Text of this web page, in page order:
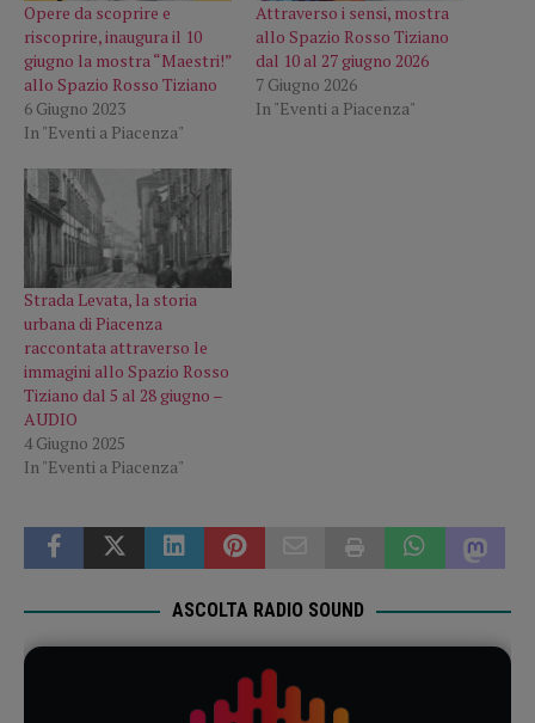
Opere da scoprire e
riscoprire, inaugura il 10
giugno la mostra “Maestri!”
allo Spazio Rosso Tiziano
6 Giugno 2023
In "Eventi a Piacenza"
Attraverso i sensi, mostra
allo Spazio Rosso Tiziano
dal 10 al 27 giugno 2026
7 Giugno 2026
In "Eventi a Piacenza"
Strada Levata, la storia
urbana di Piacenza
raccontata attraverso le
immagini allo Spazio Rosso
Tiziano dal 5 al 28 giugno –
AUDIO
4 Giugno 2025
In "Eventi a Piacenza"
ASCOLTA RADIO SOUND